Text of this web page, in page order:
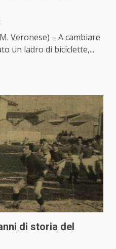
Veronese) – A cambiare
un ladro di biciclette,...
di storia del